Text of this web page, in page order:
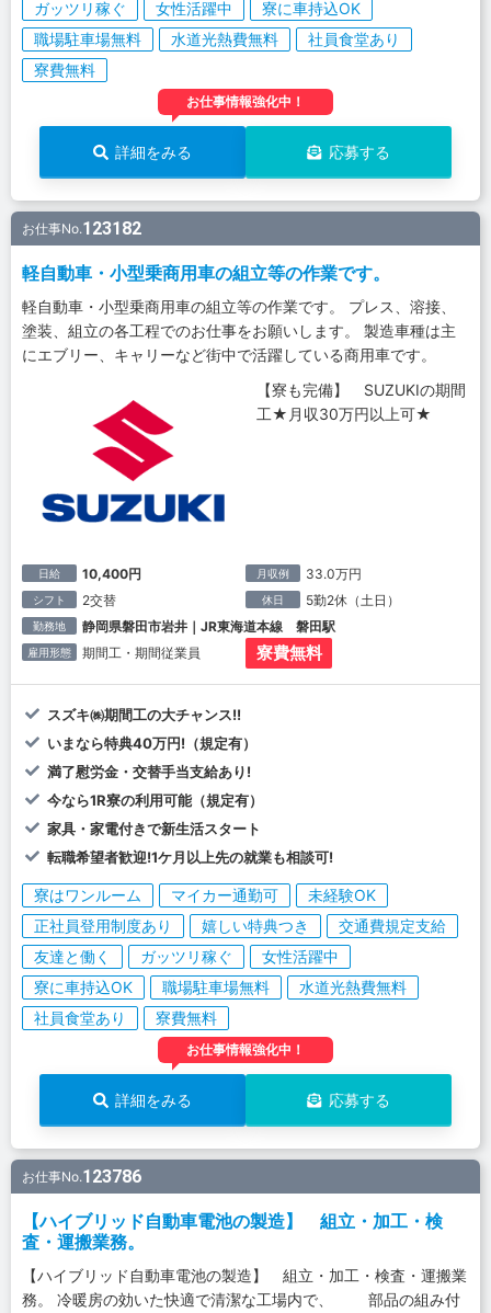
ガッツリ稼ぐ 女性活躍中
寮に車持込OK
職場駐車場無料
水道光熱費無料
社員食堂あり
寮費無料
お仕事情報強化中！
詳細をみる 応募する
お仕事No.123182
軽自動車・小型乗商用車の組立等の作業です。
軽自動車・小型乗商用車の組立等の作業です。 プレス、溶接、
塗装、組立の各工程でのお仕事をお願いします。 製造車種は主
にエブリー、キャリーなど街中で活躍している商用車です。
【寮も完備】 SUZUKIの期間
工★月収30万円以上可★
日給 10,400円 月収例 33.0万円
シフト 2交替 休日 5勤2休（土日）
勤務地 静岡県磐田市岩井｜JR東海道本線 磐田駅
雇用形態 期間工・期間従業員 寮費無料
スズキ㈱期間工の大チャンス!!
いまなら特典40万円!（規定有）
満了慰労金・交替手当支給あり!
今なら1R寮の利用可能（規定有）
家具・家電付きで新生活スタート
転職希望者歓迎!1ケ月以上先の就業も相談可!
寮はワンルーム マイカー通勤可
未経験OK
正社員登用制度あり
嬉しい特典つき
交通費規定支給
友達と働く
ガッツリ稼ぐ
女性活躍中
寮に車持込OK
職場駐車場無料
水道光熱費無料
社員食堂あり
寮費無料
お仕事情報強化中！
詳細をみる 応募する
お仕事No.123786
【ハイブリッド自動車電池の製造】 組立・加工・検
査・運搬業務。
【ハイブリッド自動車電池の製造】 組立・加工・検査・運搬業
務。 冷暖房の効いた快適で清潔な工場内で、 部品の組み付